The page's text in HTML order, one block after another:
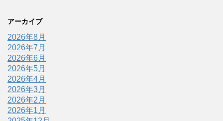
アーカイブ
2026年8月
2026年7月
2026年6月
2026年5月
2026年4月
2026年3月
2026年2月
2026年1月